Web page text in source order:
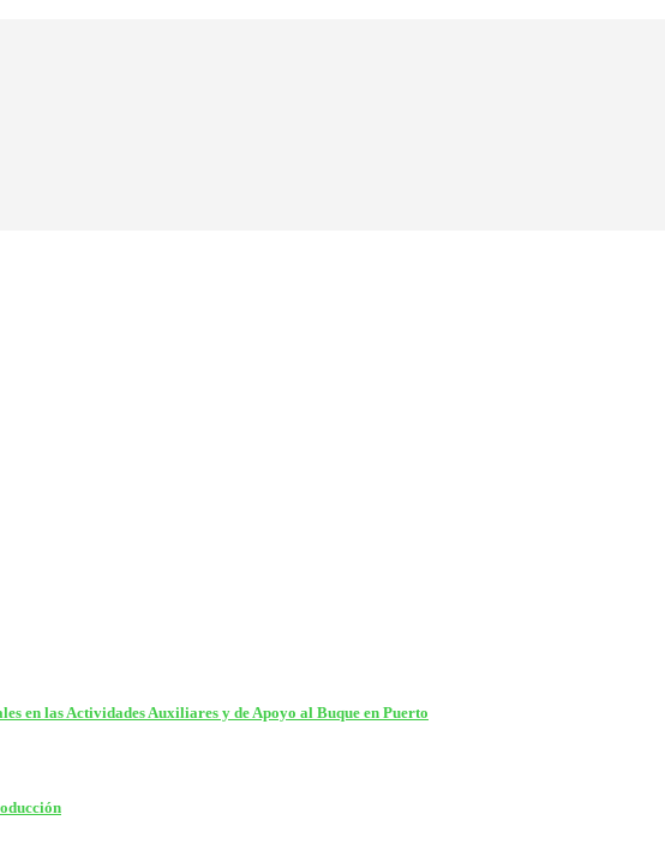
en las Actividades Auxiliares y de Apoyo al Buque en Puerto